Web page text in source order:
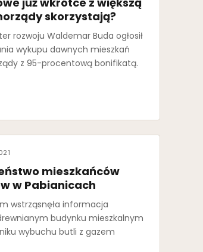
skorzystają?
rozwoju Waldemar Buda ogłosił
wykupu dawnych mieszkań
z 95-procentową bonifikatą.
mieszkańców
w Pabianicach
wstrząsnęła informacja
budynku mieszkalnym
wybuchu butli z gazem